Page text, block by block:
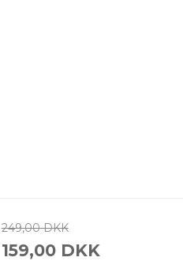
249,00 DKK
159,00 DKK